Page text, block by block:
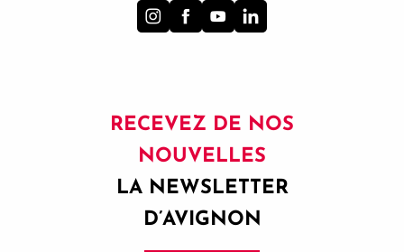
RECEVEZ DE NOS
NOUVELLES
LA NEWSLETTER
D’AVIGNON